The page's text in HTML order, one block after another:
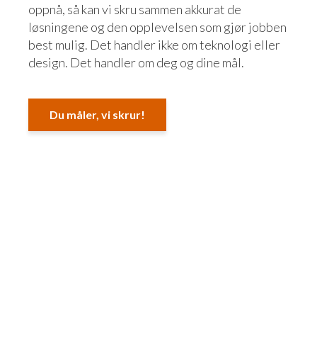
oppnå, så kan vi skru sammen akkurat de
løsningene og den opplevelsen som gjør jobben
best mulig. Det handler ikke om teknologi eller
design. Det handler om deg og dine mål.
Du måler, vi skrur!